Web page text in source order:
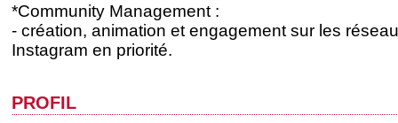
*Community Management :
- création, animation et engagement sur les
Instagram en priorité.
profil